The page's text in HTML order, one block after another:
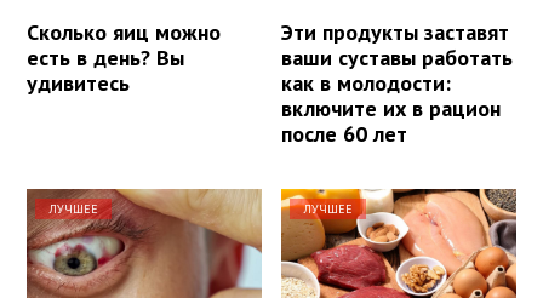
Сколько яиц можно
есть в день? Вы
удивитесь
Эти продукты заставят
ваши суставы работать
как в молодости:
включите их в рацион
после 60 лет
ЛУЧШЕЕ ЛУЧШЕЕ